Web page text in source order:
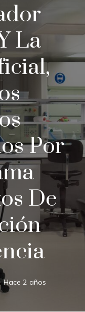
La
Por
De
Hace 2 años